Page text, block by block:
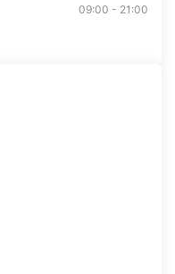
09:00 - 21:00